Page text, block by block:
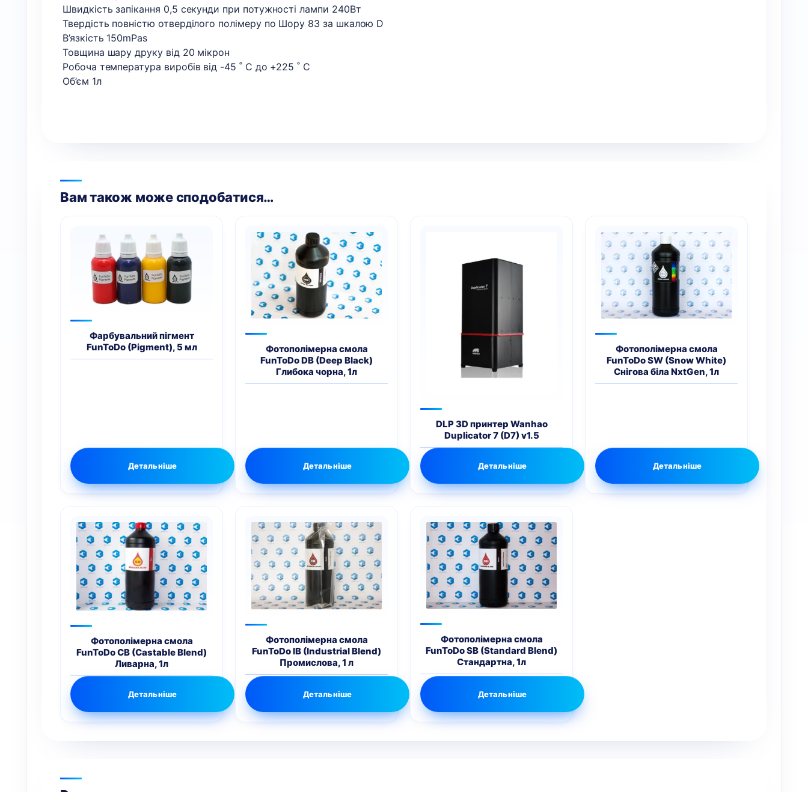
Швидкість запікання 0,5 секунди при потужності лампи 240Вт
Твердість повністю отверділого полімеру по Шору 83 за шкалою D
В’язкість 150mPas
Товщина шару друку від 20 мікрон
Робоча температура виробів від -45 ˚ С до +225 ˚ С
Об’єм 1л
Вам також може сподобатися…
Фарбувальний пігмент
FunToDo (Pigment), 5 мл
Детальніше
Фотополімерна смола
FunToDo DB (Deep Black)
Глибока чорна, 1л
Детальніше
DLP 3D принтер Wanhao
Duplicator 7 (D7) v1.5
Детальніше
Фотополімерна смола
FunToDo SW (Snow White)
Снігова біла NxtGen, 1л
Детальніше
Фотополімерна смола
FunToDo CB (Castable Blend)
Ливарна, 1л
Детальніше
Фотополімерна смола
FunToDo IB (Industrial Blend)
Промислова, 1 л
Детальніше
Фотополімерна смола
FunToDo SB (Standard Blend)
Стандартна, 1л
Детальніше